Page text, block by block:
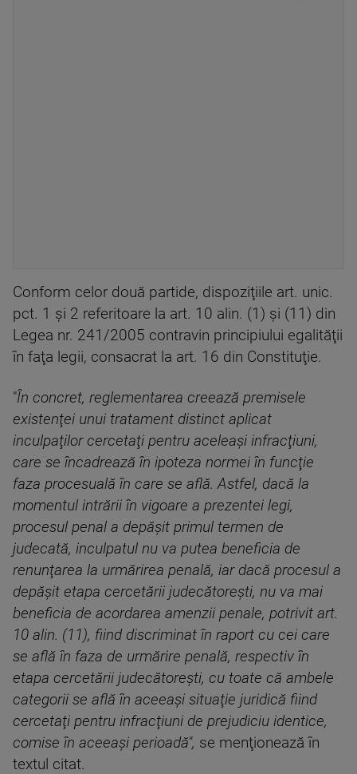
Conform celor două partide, dispoziţiile art. unic.
pct. 1 şi 2 referitoare la art. 10 alin. (1) şi (11) din
Legea nr. 241/2005 contravin principiului egalităţii
în faţa legii, consacrat la art. 16 din Constituţie.
"În concret, reglementarea creează premisele
existenţei unui tratament distinct aplicat
inculpaţilor cercetaţi pentru aceleaşi infracţiuni,
care se încadrează în ipoteza normei în funcţie
faza procesuală în care se află. Astfel, dacă la
momentul intrării în vigoare a prezentei legi,
procesul penal a depăşit primul termen de
judecată, inculpatul nu va putea beneficia de
renunţarea la urmărirea penală, iar dacă procesul a
depăşit etapa cercetării judecătoreşti, nu va mai
beneficia de acordarea amenzii penale, potrivit art.
10 alin. (11), fiind discriminat în raport cu cei care
se află în faza de urmărire penală, respectiv în
etapa cercetării judecătoreşti, cu toate că ambele
categorii se află în aceeaşi situaţie juridică fiind
cercetaţi pentru infracţiuni de prejudiciu identice,
comise în aceeaşi perioadă", se menţionează în
textul citat.